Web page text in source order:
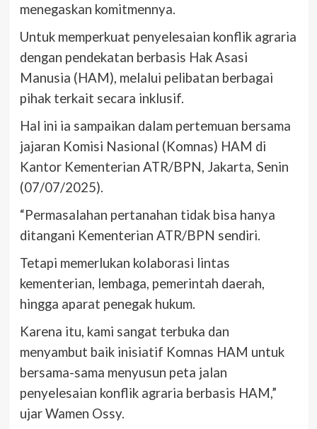
menegaskan komitmennya.
Untuk memperkuat penyelesaian konflik agraria
dengan pendekatan berbasis Hak Asasi
Manusia (HAM), melalui pelibatan berbagai
pihak terkait secara inklusif.
Hal ini ia sampaikan dalam pertemuan bersama
jajaran Komisi Nasional (Komnas) HAM di
Kantor Kementerian ATR/BPN, Jakarta, Senin
(07/07/2025).
“Permasalahan pertanahan tidak bisa hanya
ditangani Kementerian ATR/BPN sendiri.
Tetapi memerlukan kolaborasi lintas
kementerian, lembaga, pemerintah daerah,
hingga aparat penegak hukum.
Karena itu, kami sangat terbuka dan
menyambut baik inisiatif Komnas HAM untuk
bersama-sama menyusun peta jalan
penyelesaian konflik agraria berbasis HAM,”
ujar Wamen Ossy.